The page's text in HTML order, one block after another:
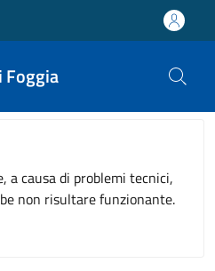
Foggia
a causa di problemi tecnici,
non risultare funzionante.